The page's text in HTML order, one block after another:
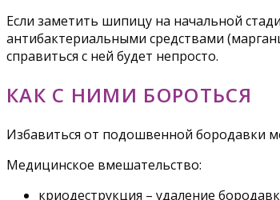
Если заметить шипицу на начальной
антибактериальными средствами
справиться с ней будет непросто.
КАК С НИМИ БОРОТЬСЯ
Избавиться от подошвенной бородавки
Медицинское вмешательство:
криодеструкция – удаление